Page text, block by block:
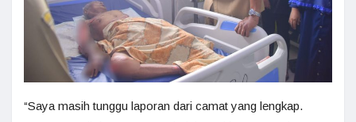
“Saya masih tunggu laporan dari camat yang lengkap.